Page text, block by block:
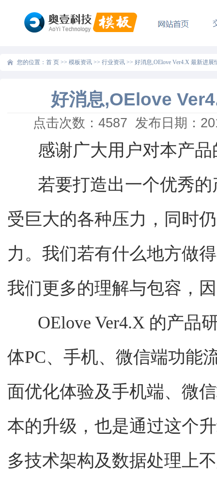
您的位置： 首 页 >> 模板资讯 >> 行业资讯 >> 好消息,OElove Ver4.X 最新进展
好消息,OElove
点击次数： 4587 发布日期：
感谢广大用户对本产品
若要打造出一个优秀的
受巨大的各种压力，同时
力。我们若有什么地方做
我们更多的理解与包容，
OElove Ver4.X 的产品
体PC、手机、微信端功能
面优化体验及手机端、微
本的升级，也是通过这个
多技术架构及数据处理上